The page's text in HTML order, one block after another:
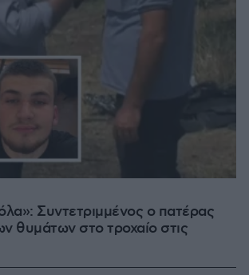
Συντετριμμένος ο πατέρας
θυμάτων στο τροχαίο στις